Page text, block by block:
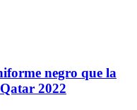
negro que la
2022